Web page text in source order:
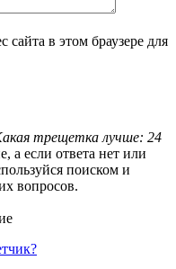
в этом браузере для
трещетка лучше: 24
а если ответа нет или
поиском и
вопросов.